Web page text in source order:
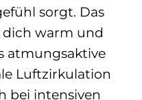
sorgt. Das
warm und
atmungsaktive
Luftzirkulation
bei intensiven